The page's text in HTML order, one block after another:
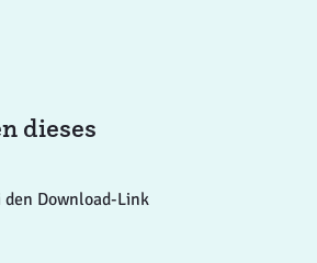
dieses
Download-Link